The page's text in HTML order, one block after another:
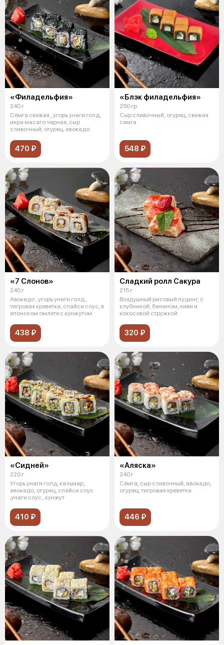
«Филадельфия»
240 г
Сёмга свежая , угорь унаги голд,
икра масаго черная, сыр
сливочный, огурец, авокадо
470 ₽
«Блэк филадельфия»
250 гр
Сыр сливочный, огурец, свежая
семга
548 ₽
«7 Слонов»
240 г
Авокадо , угорь унаги голд ,
тигровая креветка, спайси соус, в
японском омлете с кунжутом
438 ₽
Сладкий ролл Сакура
215 г
Воздушный рисовый пудинг, с
клубникой, бананом, киви и
кокосовой стружкой
320 ₽
«Сидней»
220 г
Угорь унаги голд, кальмар,
авокадо, огурец, спайси соус
,унаги соус , кунжут
410 ₽
«Аляска»
240 г
Сёмга, сыр сливочный, авокадо,
огурец, тигровая креветка
446 ₽